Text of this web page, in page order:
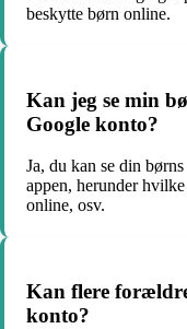
beskytte børn online.
Kan jeg se min
Google konto?
Ja, du kan se din
appen, herunder
online, osv.
Kan flere
konto?